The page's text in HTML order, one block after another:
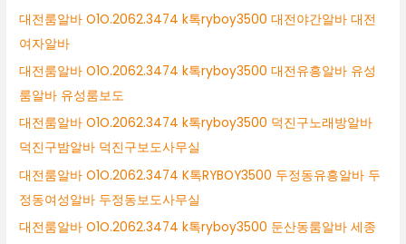
대전룸알바 O1O.2062.3474 k톡ryboy3500 대전야간알바 대전
여자알바
대전룸알바 O1O.2062.3474 k톡ryboy3500 대전유흥알바 유성
룸알바 유성룸보도
대전룸알바 O1O.2062.3474 k톡ryboy3500 덕진구노래방알바
덕진구밤알바 덕진구보도사무실
대전룸알바 O1O.2062.3474 K톡RYBOY3500 두정동유흥알바 두
정동여성알바 두정동보도사무실
대전룸알바 O1O.2062.3474 k톡ryboy3500 둔산동룸알바 세종